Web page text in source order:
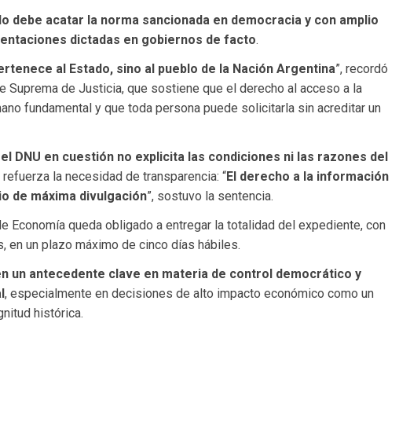
debe acatar la norma sancionada en democracia y con amplio
dictadas en gobiernos de facto.
al Estado, sino al pueblo de la Nación Argentina”, recordó
Suprema de Justicia, que sostiene que el derecho al acceso a la
fundamental y que toda persona puede solicitarla sin acreditar un
DNU en cuestión no explicita las condiciones ni las razones del
refuerza la necesidad de transparencia: “El derecho a la información
de máxima divulgación”, sostuvo la sentencia.
Economía queda obligado a entregar la totalidad del expediente, con
en un plazo máximo de cinco días hábiles.
un antecedente clave en materia de control democrático y
, especialmente en decisiones de alto impacto económico como un
histórica.